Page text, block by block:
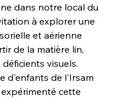
dans notre local du
à explorer une
et aérienne
de la matière lin,
visuels.
d'enfants de l'Irsam
cette